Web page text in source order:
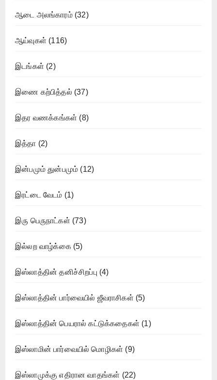
ஆடை அலங்காரம்(32)
ஆய்வுகள் (116)
இடங்கள் (2)
இணை கற்பித்தல் (37)
இதர வணக்கங்கள் (8)
இத்தா (2)
இன்பமும் துன்பமும் (12)
இரட்டை வேடம் (1)
இரு பெருநாட்கள் (73)
இல்லற வாழ்க்கை(5)
இஸ்லாத்தின் தனிச்சிறப்பு (4)
இஸ்லாத்தின் பார்வையில் ஜீவராசிகள் (5)
இஸ்லாத்தின் பெயரால் கட்டுக்கதைகள் (1)
இஸ்லாமின் பார்வையில் மொழிகள் (9)
இஸ்லாமுக்கு எதிரான வாதங்கள் (22)